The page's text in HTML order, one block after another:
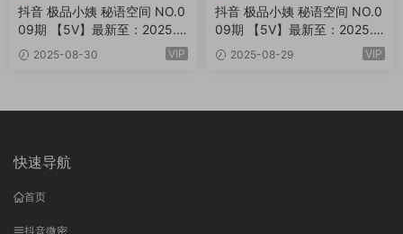
抖音 极品小姨 秘语空间 NO.0
09期 【5V】最新至：2025.9.
2
2025-08-30 VIP
抖音 极品小姨 秘语空间 NO.0
09期 【5V】最新至：2025.8.
30 2025-08-29 VIP
快速导航
首页
抖音微密